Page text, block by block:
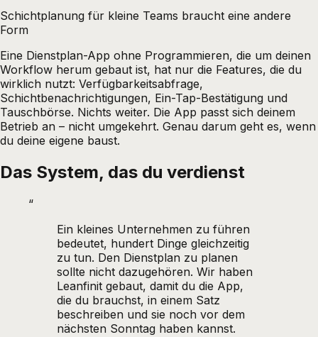
Schichtplanung für kleine Teams braucht eine andere
Form
Eine Dienstplan-App ohne Programmieren, die um deinen
Workflow herum gebaut ist, hat nur die Features, die du
wirklich nutzt: Verfügbarkeitsabfrage,
Schichtbenachrichtigungen, Ein-Tap-Bestätigung und
Tauschbörse. Nichts weiter. Die App passt sich deinem
Betrieb an – nicht umgekehrt. Genau darum geht es, wenn
du deine eigene baust.
Das System, das du verdienst
“
Ein kleines Unternehmen zu führen
bedeutet, hundert Dinge gleichzeitig
zu tun. Den Dienstplan zu planen
sollte nicht dazugehören. Wir haben
Leanfinit gebaut, damit du die App,
die du brauchst, in einem Satz
beschreiben und sie noch vor dem
nächsten Sonntag haben kannst.